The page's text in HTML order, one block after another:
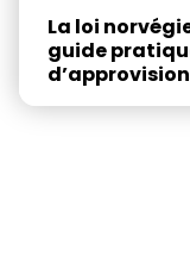
La loi
guide